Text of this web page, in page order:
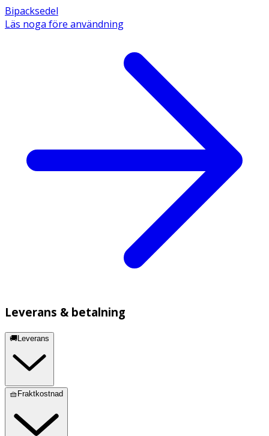
Bipacksedel
Läs noga före användning
Leverans & betalning
🚚Leverans
🧺Fraktkostnad